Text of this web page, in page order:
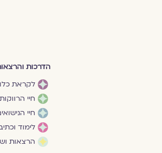
הדרכות
לקראת
חיי הרווקות
חיי
לימוד
הרצאות